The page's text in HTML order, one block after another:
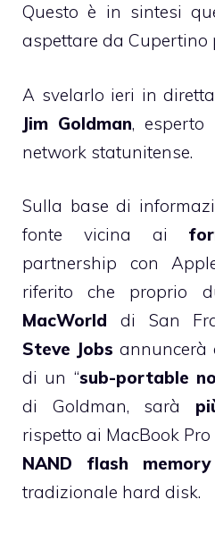
Questo è in sintesi
aspettare da Cupertino
A svelarlo ieri in
Jim Goldman, esperto
network statunitense.
Sulla base di
fonte vicina ai
partnership con
riferito che proprio
MacWorld di San
Steve Jobs annuncerà
di un “sub-portable
di Goldman, sarà
rispetto ai MacBook
NAND flash memory
tradizionale hard disk.